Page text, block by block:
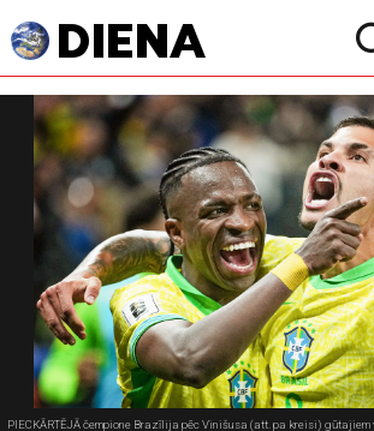
PIECKĀRTĒJĀ čempione Brazīlija pēc Vinišusa (att. pa kreisi) gūtajiem